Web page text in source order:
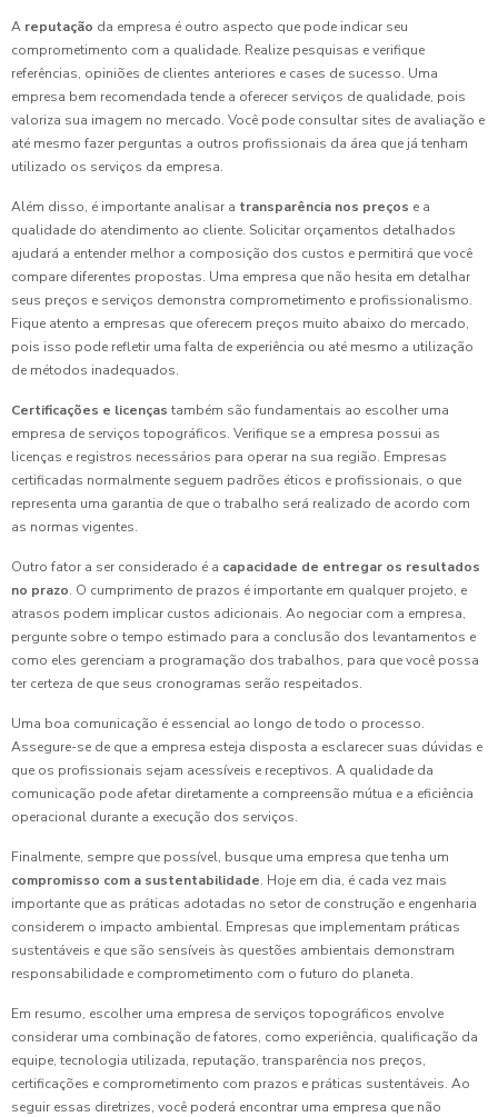
A reputação da empresa é outro aspecto que pode indicar seu
comprometimento com a qualidade. Realize pesquisas e verifique
referências, opiniões de clientes anteriores e cases de sucesso. Uma
empresa bem recomendada tende a oferecer serviços de qualidade, pois
valoriza sua imagem no mercado. Você pode consultar sites de avaliação e
até mesmo fazer perguntas a outros profissionais da área que já tenham
utilizado os serviços da empresa.
Além disso, é importante analisar a transparência nos preços e a
qualidade do atendimento ao cliente. Solicitar orçamentos detalhados
ajudará a entender melhor a composição dos custos e permitirá que você
compare diferentes propostas. Uma empresa que não hesita em detalhar
seus preços e serviços demonstra comprometimento e profissionalismo.
Fique atento a empresas que oferecem preços muito abaixo do mercado,
pois isso pode refletir uma falta de experiência ou até mesmo a utilização
de métodos inadequados.
Certificações e licenças também são fundamentais ao escolher uma
empresa de serviços topográficos. Verifique se a empresa possui as
licenças e registros necessários para operar na sua região. Empresas
certificadas normalmente seguem padrões éticos e profissionais, o que
representa uma garantia de que o trabalho será realizado de acordo com
as normas vigentes.
Outro fator a ser considerado é a capacidade de entregar os resultados
no prazo. O cumprimento de prazos é importante em qualquer projeto, e
atrasos podem implicar custos adicionais. Ao negociar com a empresa,
pergunte sobre o tempo estimado para a conclusão dos levantamentos e
como eles gerenciam a programação dos trabalhos, para que você possa
ter certeza de que seus cronogramas serão respeitados.
Uma boa comunicação é essencial ao longo de todo o processo.
Assegure-se de que a empresa esteja disposta a esclarecer suas dúvidas e
que os profissionais sejam acessíveis e receptivos. A qualidade da
comunicação pode afetar diretamente a compreensão mútua e a eficiência
operacional durante a execução dos serviços.
Finalmente, sempre que possível, busque uma empresa que tenha um
compromisso com a sustentabilidade. Hoje em dia, é cada vez mais
importante que as práticas adotadas no setor de construção e engenharia
considerem o impacto ambiental. Empresas que implementam práticas
sustentáveis e que são sensíveis às questões ambientais demonstram
responsabilidade e comprometimento com o futuro do planeta.
Em resumo, escolher uma empresa de serviços topográficos envolve
considerar uma combinação de fatores, como experiência, qualificação da
equipe, tecnologia utilizada, reputação, transparência nos preços,
certificações e comprometimento com prazos e práticas sustentáveis. Ao
seguir essas diretrizes, você poderá encontrar uma empresa que não